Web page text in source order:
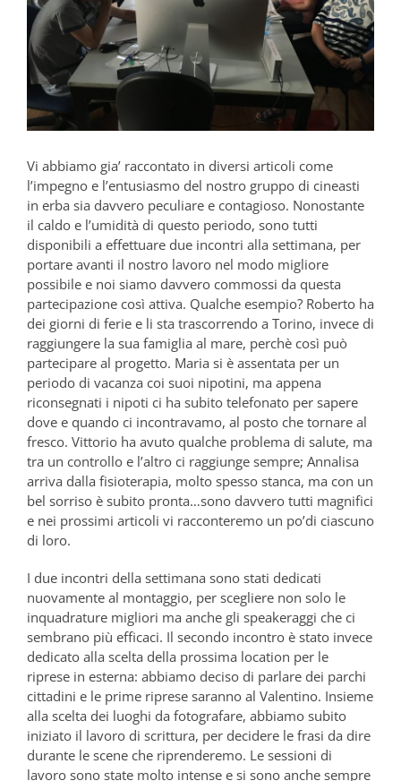
Vi abbiamo gia’ raccontato in diversi articoli come
l’impegno e l’entusiasmo del nostro gruppo di cineasti
in erba sia davvero peculiare e contagioso. Nonostante
il caldo e l’umidità di questo periodo, sono tutti
disponibili a effettuare due incontri alla settimana, per
portare avanti il nostro lavoro nel modo migliore
possibile e noi siamo davvero commossi da questa
partecipazione così attiva. Qualche esempio? Roberto ha
dei giorni di ferie e li sta trascorrendo a Torino, invece di
raggiungere la sua famiglia al mare, perchè così può
partecipare al progetto. Maria si è assentata per un
periodo di vacanza coi suoi nipotini, ma appena
riconsegnati i nipoti ci ha subito telefonato per sapere
dove e quando ci incontravamo, al posto che tornare al
fresco. Vittorio ha avuto qualche problema di salute, ma
tra un controllo e l’altro ci raggiunge sempre; Annalisa
arriva dalla fisioterapia, molto spesso stanca, ma con un
bel sorriso è subito pronta…sono davvero tutti magnifici
e nei prossimi articoli vi racconteremo un po’di ciascuno
di loro.
I due incontri della settimana sono stati dedicati
nuovamente al montaggio, per scegliere non solo le
inquadrature migliori ma anche gli speakeraggi che ci
sembrano più efficaci. Il secondo incontro è stato invece
dedicato alla scelta della prossima location per le
riprese in esterna: abbiamo deciso di parlare dei parchi
cittadini e le prime riprese saranno al Valentino. Insieme
alla scelta dei luoghi da fotografare, abbiamo subito
iniziato il lavoro di scrittura, per decidere le frasi da dire
durante le scene che riprenderemo. Le sessioni di
lavoro sono state molto intense e si sono anche sempre